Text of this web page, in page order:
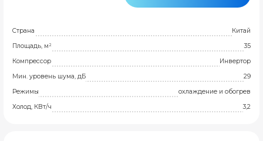
Страна
Китай
Площадь, м²
35
Компрессор
Инвертор
Мин. уровень шума, дБ
29
Режимы
охлаждение и обогрев
Холод, КВт/ч
3,2